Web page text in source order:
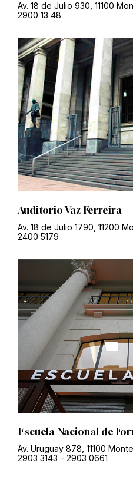
Av. 18 de Julio 930, 11100
2900 13 48
Auditorio Vaz Ferreira
Av. 18 de Julio 1790, 11200
2400 5179
Escuela Nacional de
Av. Uruguay 878, 11100
2903 3143 - 2903 0661